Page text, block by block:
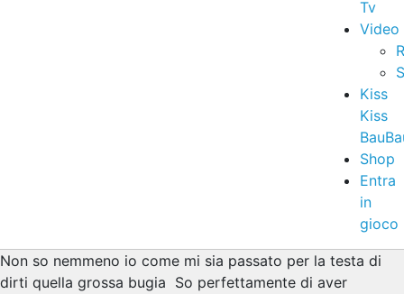
Tv
Video
Kiss
Kiss
Shop
Entra
in
gioco
Non so nemmeno io come mi sia passato per la testa di
dirti quella grossa bugia So perfettamente di aver